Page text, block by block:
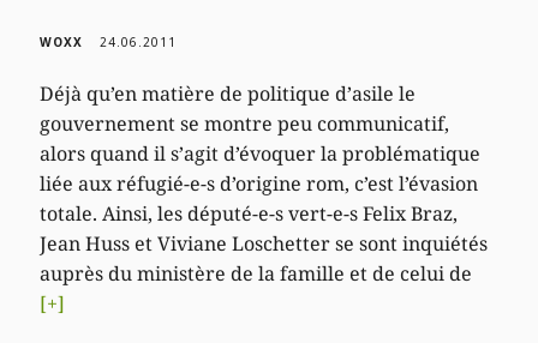
WOXX 24.06.2011
Déjà qu’en matière de politique d’asile le
gouvernement se montre peu communicatif,
alors quand il s’agit d’évoquer la problématique
liée aux réfugié-e-s d’origine rom, c’est l’évasion
totale. Ainsi, les député-e-s vert-e-s Felix Braz,
Jean Huss et Viviane Loschetter se sont inquiétés
auprès du ministère de la famille et de celui de
[+]